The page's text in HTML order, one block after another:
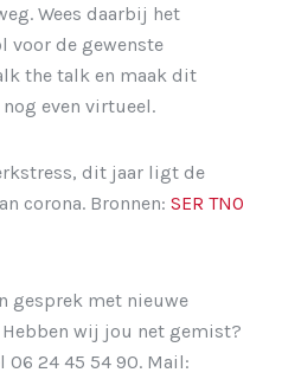
Wees daarbij het
voor de gewenste
the talk en maak dit
even virtueel.
dit jaar ligt de
corona. Bronnen: SER TNO
gesprek met nieuwe
wij jou net gemist?
06 24 45 54 90. Mail: